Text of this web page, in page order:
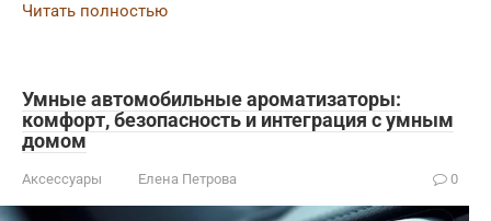
Читать полностью
Умные автомобильные ароматизаторы:
комфорт, безопасность и интеграция с умным
домом
Аксессуары Елена Петрова 0